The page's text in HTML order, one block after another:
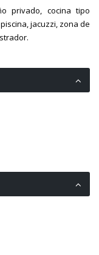
privado, cocina tipo
jacuzzi, zona de